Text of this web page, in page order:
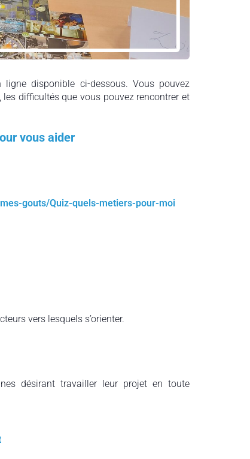
disponible ci-dessous. Vous pouvez
difficultés que vous pouvez rencontrer et
vous aider
gouts/Quiz-quels-metiers-pour-moi
vers lesquels s’orienter.
désirant travailler leur projet en toute